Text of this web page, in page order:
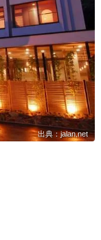
出典：jalan.net